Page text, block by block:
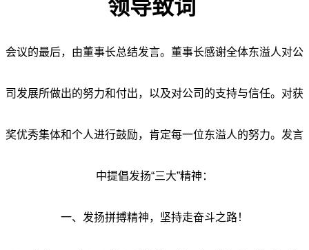
领导致词
会议的最后，由董事长总结发言。董事长感谢全体东溢人对公
司发展所做出的努力和付出，以及对公司的支持与信任。对获
奖优秀集体和个人进行鼓励，肯定每一位东溢人的努力。发言
中提倡发扬“三大”精神：
一、发扬拼搏精神，坚持走奋斗之路！